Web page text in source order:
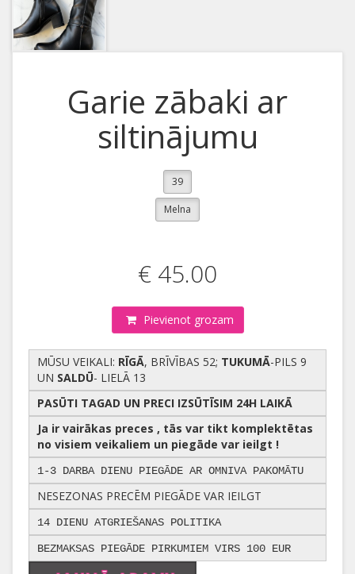
Garie zābaki ar
siltinājumu
39
Melna
€ 45.00
Pievienot grozam
MŪSU VEIKALI: RĪGĀ, BRĪVĪBAS 52; TUKUMĀ-PILS 9
UN SALDŪ- LIELĀ 13
PASŪTI TAGAD UN PRECI IZSŪTĪSIM 24H LAIKĀ
Ja ir vairākas preces , tās var tikt komplektētas
no visiem veikaliem un piegāde var ieilgt !
1-3 DARBA DIENU PIEGĀDE AR OMNIVA PAKOMĀTU
NESEZONAS PRECĒM PIEGĀDE VAR IEILGT
14 DIENU ATGRIEŠANAS POLITIKA
BEZMAKSAS PIEGĀDE PIRKUMIEM VIRS 100 EUR